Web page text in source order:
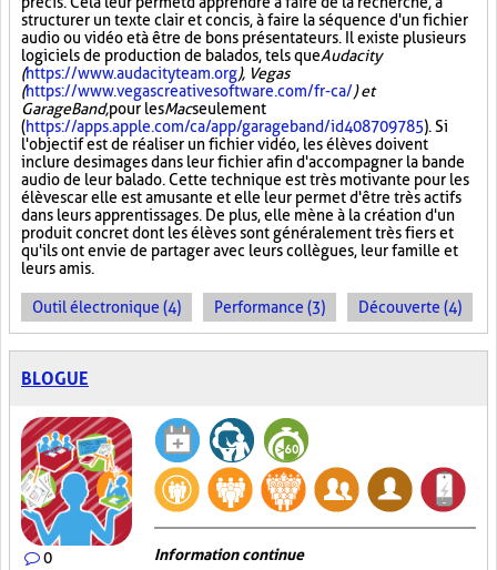
structurer un texte clair et concis, à faire la séquence d'un fichier
audio ou vidéo et à être de bons présentateurs. Il existe plusieurs
logiciels de production de balados, tels queAudacity
(https://www.audacityteam.org), Vegas
(https://www.vegascreativesoftware.com/fr-ca/) et
GarageBand,pour lesMacseulement
(https://apps.apple.com/ca/app/garageband/id408709785). Si
l'objectif est de réaliser un fichier vidéo, les élèves doivent
inclure des images dans leur fichier afin d'accompagner la bande
audio de leur balado. Cette technique est très motivante pour les
élèves car elle est amusante et elle leur permet d'être très actifs
dans leurs apprentissages. De plus, elle mène à la création d'un
produit concret dont les élèves sont généralement très fiers et
qu'ils ont envie de partager avec leurs collègues, leur famille et
leurs amis.
Outil électronique (4) Performance (3) Découverte (4)
BLOGUE
0 Information continue